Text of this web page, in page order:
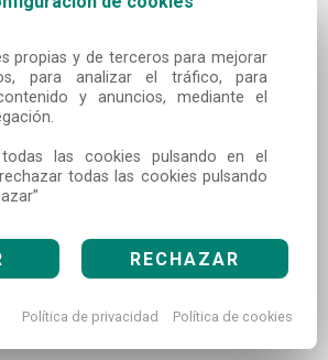
propias y de terceros para mejorar
para analizar el tráfico, para
y anuncios, mediante el
las cookies pulsando en el
todas las cookies pulsando
RECHAZAR
Política de privacidad Política de cookies